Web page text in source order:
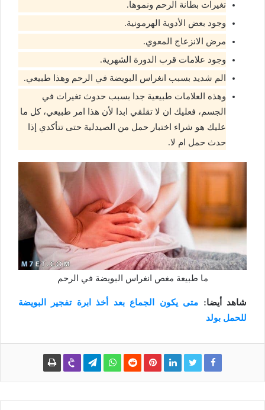
تغيرات بطانة الرحم ونموها.
وجود بعض الأدوية الهرمونية.
مرض الانزعاج المعوي.
وجود علامات قرب الدورة الشهرية.
الم شديد بسبب انغراس البويضة في الرحم وهذا طبيعي.
وهذه العلامات طبيعية جدا بسبب حدوث تغيرات في
الجسم، فعليك ان لا تقلقي ابدا لأن هذا امر طبيعي، كل ما
عليك هو شراء اختبار حمل من الصيدلية حتى تتأكدي إذا
حدث حمل ام لا.
ما طبيعة مغص انغراس البويضة في الرحم
شاهد أيضا: متى يكون الجماع بعد أخذ ابرة تفجير البويضة
للحمل بولد